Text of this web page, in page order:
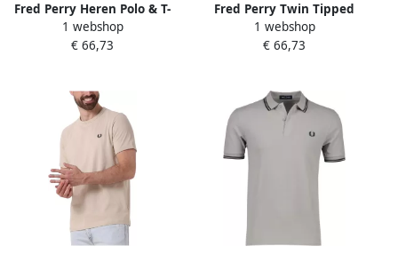
Fred Perry Heren Polo & T-
shirts The Twin Tipped Shirt
Green Heren
1 webshop
€ 66,73
Fred Perry Twin Tipped
Short Sleeve Polo Shirt
Heren MULTI COLOUR-
1 webshop
€ 66,73